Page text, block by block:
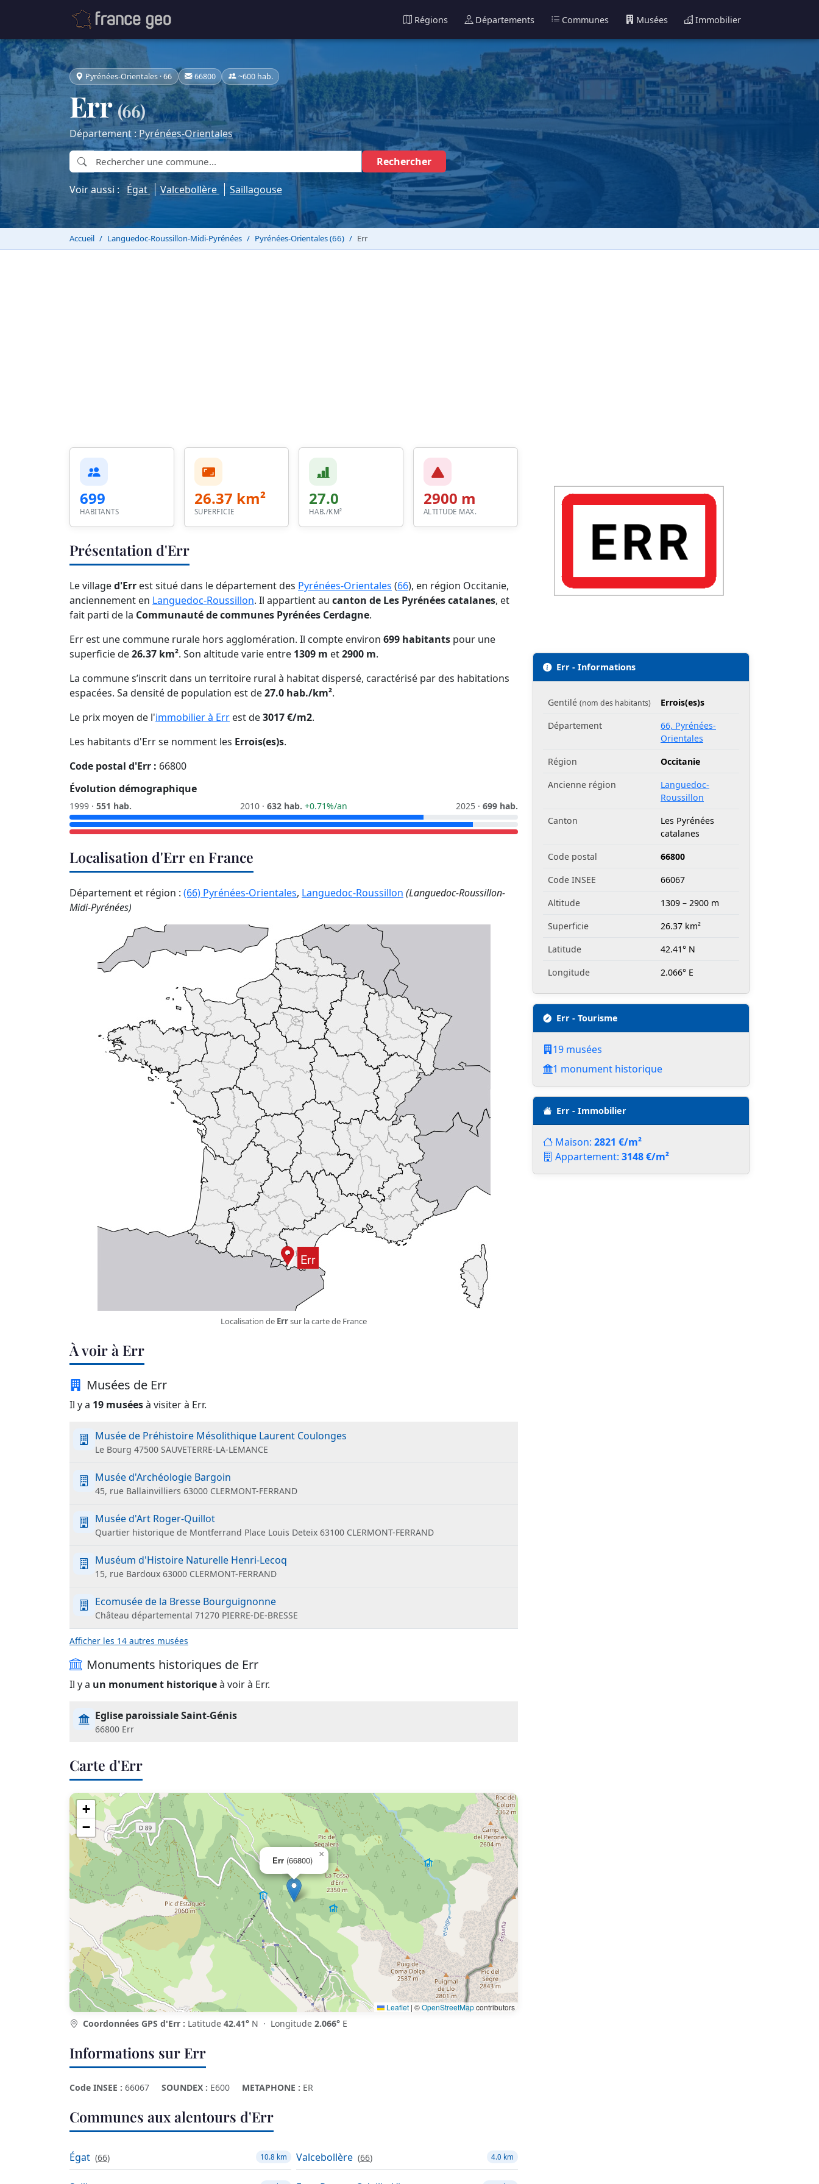
Régions Départements Communes Musées Immobilier
Pyrénées-Orientales · 66 66800 ~600 hab.
Err(66)
Département : Pyrénées-Orientales
Rechercher
Voir aussi : Égat Valcebollère Saillagouse
Accueil Languedoc-Roussillon-Midi-Pyrénées Pyrénées-Orientales (66) Err
699
HABITANTS
26.37 km²
SUPERFICIE
27.0
HAB./KM²
2900 m
ALTITUDE MAX.
Présentation d'Err
Le villaged'Err est situé dans le département des Pyrénées-Orientales (66), en région Occitanie,
anciennement en Languedoc-Roussillon. Il appartient au canton de Les Pyrénées catalanes, et
fait parti de la Communauté de communes Pyrénées Cerdagne.
Err est une commune rurale hors agglomération. Il compte environ 699 habitants pour une
superficie de26.37 km². Son altitude varie entre 1309 m et2900 m.
La commune s’inscrit dans un territoire rural à habitat dispersé, caractérisé par des habitations
espacées. Sa densité de population est de27.0 hab./km².
Le prix moyen de l'immobilier à Err est de3017 €/m2.
Les habitants d'Err se nomment les Errois(es)s.
Code postal d'Err : 66800
Évolution démographique
1999 · 551 hab. 2010 · 632 hab. +0.71%/an 2025 · 699 hab.
Localisation d'Err en France
Département et région : (66) Pyrénées-Orientales, Languedoc-Roussillon (Languedoc-Roussillon-
Midi-Pyrénées)
Localisation de Errsur la carte de France
À voir à Err
Musées de Err
Il y a 19 muséesà visiter à Err.
Musée de Préhistoire Mésolithique Laurent Coulonges
Le Bourg 47500 SAUVETERRE-LA-LEMANCE
Musée d'Archéologie Bargoin
45, rue Ballainvilliers 63000 CLERMONT-FERRAND
Musée d'Art Roger-Quillot
Quartier historique de Montferrand Place Louis Deteix 63100 CLERMONT-FERRAND
Muséum d'Histoire Naturelle Henri-Lecoq
15, rue Bardoux 63000 CLERMONT-FERRAND
Ecomusée de la Bresse Bourguignonne
Château départemental 71270 PIERRE-DE-BRESSE
Afficher les 14 autres musées
Monuments historiques de Err
Il y a un monument historiqueà voir à Err.
Eglise paroissiale Saint-Génis
66800 Err
Carte d'Err
Err (66800)
×
+
−
Leaflet | ©OpenStreetMapcontributors
Coordonnées GPS d'Err : Latitude 42.41° N · Longitude 2.066° E
Informations sur Err
Code INSEE : 66067 SOUNDEX : E600 METAPHONE : ER
Communes aux alentours d'Err
Égat (66) 10.8 km Valcebollère (66) 4.0 km
Err - Informations
Gentilé (nom des habitants)
Errois(es)s
Département
66, Pyrénées-
Orientales
Région
Occitanie
Ancienne région
Languedoc-
Roussillon
Canton
Les Pyrénées
catalanes
Code postal
66800
Code INSEE
66067
Altitude
1309 – 2900 m
Superficie
26.37 km²
Latitude
42.41° N
Longitude
2.066° E
Err - Tourisme
19 musées
1 monument historique
Err - Immobilier
Maison: 2821 €/m²
Appartement: 3148 €/m²